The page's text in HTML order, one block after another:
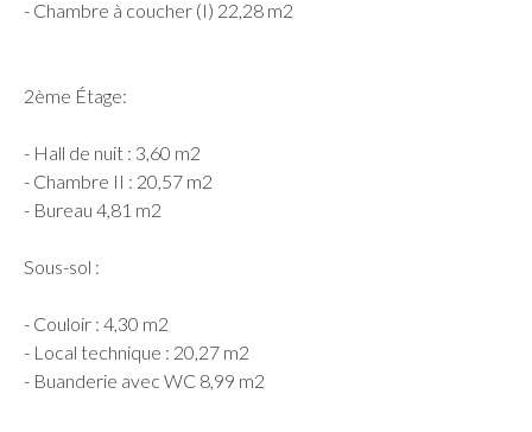
- Chambre à coucher (I) 22,28 m2
2ème Étage:
- Hall de nuit : 3,60 m2
- Chambre II : 20,57 m2
- Bureau 4,81 m2
Sous-sol :
- Couloir : 4,30 m2
- Local technique : 20,27 m2
- Buanderie avec WC 8,99 m2